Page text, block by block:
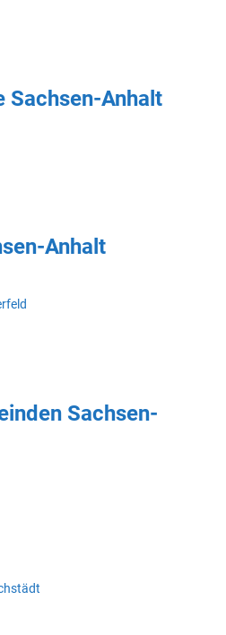
Sachsen-Anhalt
Anhalt
Sachsen-